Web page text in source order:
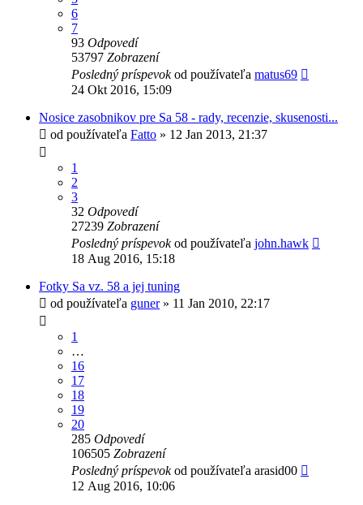
6
7
93 Odpovedí
53797 Zobrazení
Posledný príspevokod používateľa matus69
24 Okt 2016, 15:09
Nosice zasobnikov pre Sa 58 - rady, recenzie, skusenosti...
od používateľa Fatto » 12 Jan 2013, 21:37
1
2
3
32 Odpovedí
27239 Zobrazení
Posledný príspevokod používateľa john.hawk
18 Aug 2016, 15:18
Fotky Sa vz. 58 a jej tuning
od používateľa guner» 11 Jan 2010, 22:17
1
…
16
17
18
19
20
285 Odpovedí
106505 Zobrazení
Posledný príspevokod používateľa arasid00
12 Aug 2016, 10:06